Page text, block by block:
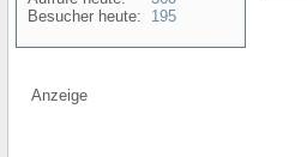
Besucher heute:
195
Anzeige